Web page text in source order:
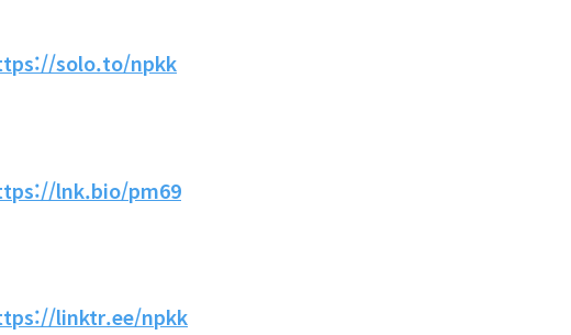
solo.to/npkk
lnk.bio/pm69
linktr.ee/npkk